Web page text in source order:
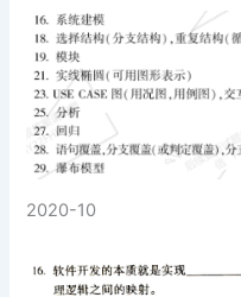
2020-10